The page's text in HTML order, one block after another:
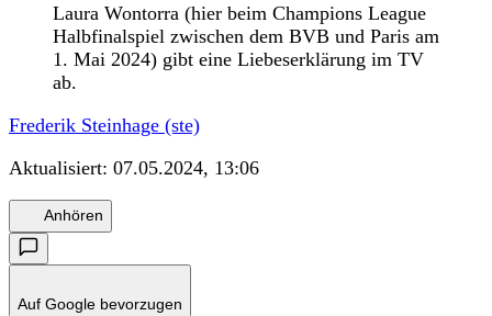
Laura Wontorra (hier beim Champions League
Halbfinalspiel zwischen dem BVB und Paris am
1. Mai 2024) gibt eine Liebeserklärung im TV
ab.
Frederik Steinhage (ste)
Aktualisiert: 07.05.2024, 13:06
Anhören
Auf Google bevorzugen